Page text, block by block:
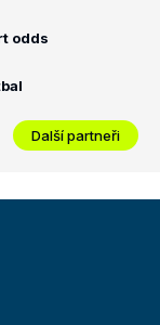
odds
Další partneři